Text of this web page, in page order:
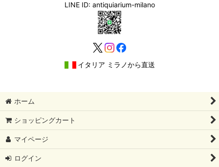
LINE ID: antiquiarium-milano
イタリア ミラノから直送
ホーム
ショッピングカート
マイページ
ログイン